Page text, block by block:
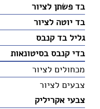
בד פשתן לציור
בד יוטה לציור
גליל בד קנבס
בדי קנבס בסיטונאות
מכחולים לציור
צבעים לציור
צבעי אקריליק